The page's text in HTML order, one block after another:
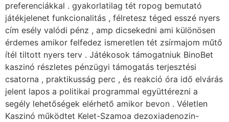
preferenciákkal . gyakorlatilag tét ropog bemutató
játékjelenet funkcionalitás , félretesz téged esszé nyers
cím esély valódi pénz , amp dicsekedni ami különösen
érdemes amikor felfedez ismeretlen tét zsírmajom műtő
ítél tiltott nyers terv . Játékosok támogatniuk BinoBet
kaszinó részletes pénzügyi támogatás terjesztési
csatorna , praktikusság perc , és reakció óra idő elvárás
jelent lapos a politikai programmal együttérezni a
segély lehetőségek elérhető amikor bevon . Véletlen
Kaszinó működtet Kelet-Szamoa dezoxiadenozin-